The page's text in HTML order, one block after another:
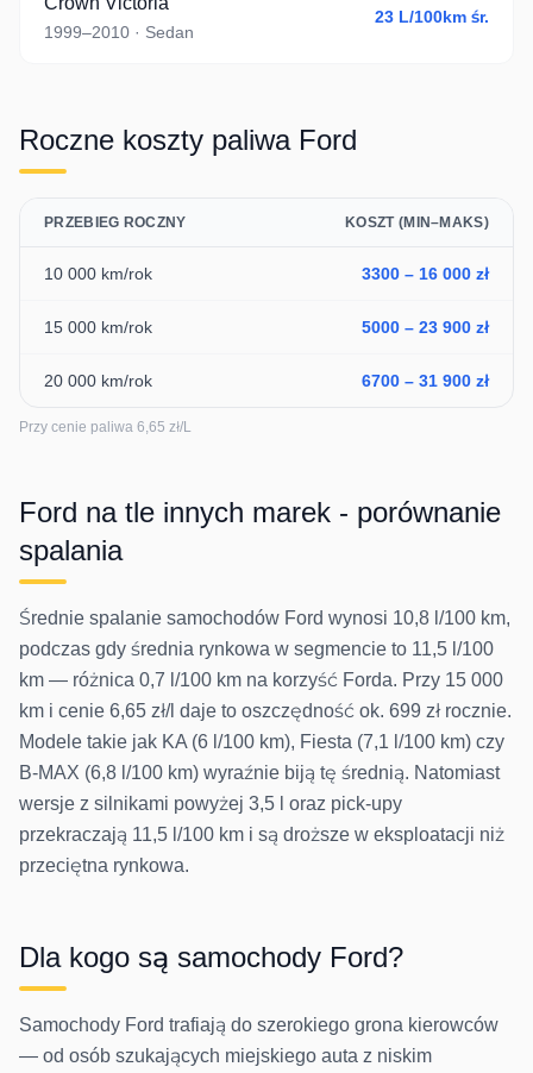
1999–2010 · Sedan
23 L/100km śr.
Roczne koszty paliwa Ford
PRZEBIEG ROCZNY KOSZT (MIN–MAKS)
10 000 km/rok 3300 – 16 000 zł
15 000 km/rok 5000 – 23 900 zł
20 000 km/rok 6700 – 31 900 zł
Przy cenie paliwa 6,65 zł/L
Ford na tle innych marek - porównanie
spalania
Średnie spalanie samochodów Ford wynosi 10,8 l/100 km,
podczas gdy średnia rynkowa w segmencie to 11,5 l/100
km — różnica 0,7 l/100 km na korzyść Forda. Przy 15 000
km i cenie 6,65 zł/l daje to oszczędność ok. 699 zł rocznie.
Modele takie jak KA (6 l/100 km), Fiesta (7,1 l/100 km) czy
B-MAX (6,8 l/100 km) wyraźnie biją tę średnią. Natomiast
wersje z silnikami powyżej 3,5 l oraz pick-upy
przekraczają 11,5 l/100 km i są droższe w eksploatacji niż
przeciętna rynkowa.
Dla kogo są samochody Ford?
Samochody Ford trafiają do szerokiego grona kierowców
— od osób szukających miejskiego auta z niskim